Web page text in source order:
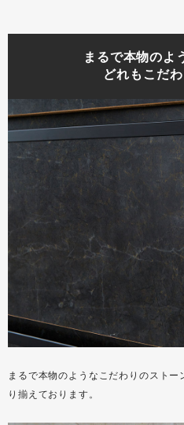
まるで本物のよ
どれもこだ
まるで本物のようなこだわりのスト
り揃えております。